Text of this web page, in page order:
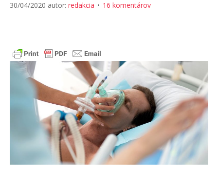
30/04/2020 autor: redakcia 16 komentárov